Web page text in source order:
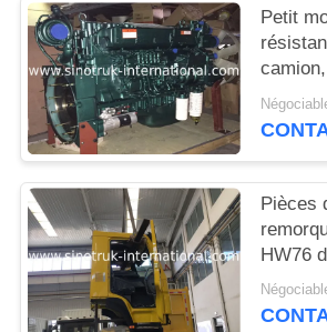
DE
CONFIDENTIALITÉ
Petit
plus
de
Pièces
HW76
HOWO